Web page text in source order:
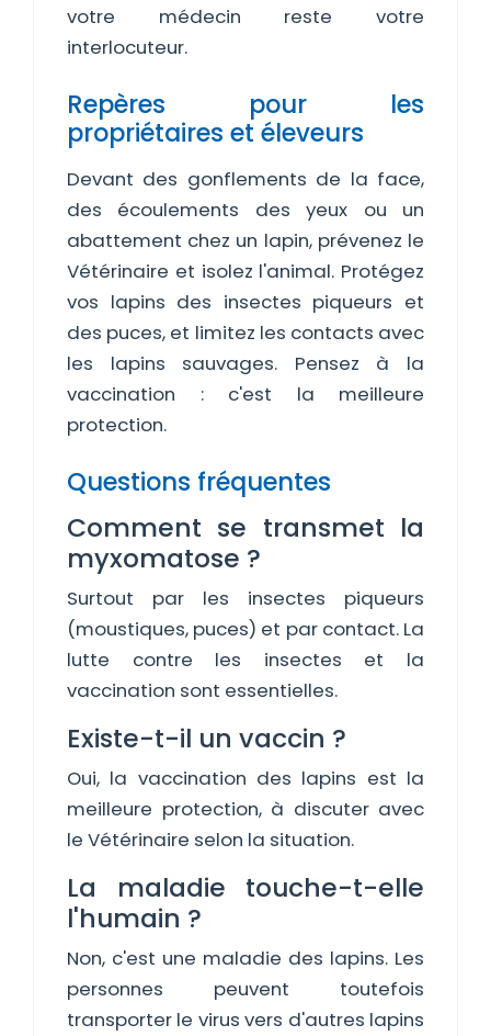
votre médecin reste votre
interlocuteur.
Repères pour les
propriétaires et éleveurs
Devant des gonflements de la face,
des écoulements des yeux ou un
abattement chez un lapin, prévenez le
Vétérinaire et isolez l'animal. Protégez
vos lapins des insectes piqueurs et
des puces, et limitez les contacts avec
les lapins sauvages. Pensez à la
vaccination : c'est la meilleure
protection.
Questions fréquentes
Comment se transmet la
myxomatose ?
Surtout par les insectes piqueurs
(moustiques, puces) et par contact. La
lutte contre les insectes et la
vaccination sont essentielles.
Existe-t-il un vaccin ?
Oui, la vaccination des lapins est la
meilleure protection, à discuter avec
le Vétérinaire selon la situation.
La maladie touche-t-elle
l'humain ?
Non, c'est une maladie des lapins. Les
personnes peuvent toutefois
transporter le virus vers d'autres lapins